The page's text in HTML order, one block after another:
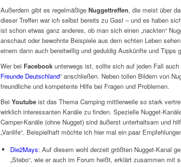
Außerdem gibt es regelmäßige Nuggettreffen, die meist über
dieser Treffen war ich selbst bereits zu Gast – und es haben
ist schon etwas ganz anderes, ob man sich einen „nackten“
anschaut oder bewohnte Beispiele aus dem echten Leben
einem dann auch bereitwillig und geduldig Auskünfte und Tipps
Wer bei Facebook unterwegs ist, sollte sich auf jeden Fall auch
Freunde Deutschland“ anschließen. Neben tollen Bildern von
freundliche und kompetente Hilfe bei Fragen und Problemen.
Bei Youtube ist das Thema Camping mittlerweile so stark
wirklich interessanten Kanäle zu finden. Spezielle Nugget-
Camper-Kanäle (ohne Nugget) sind äußerst unterhaltsam und
„Vanlife“. Beispielhaft möchte ich hier mal ein paar
Die2Mays: Auf diesem wohl derzeit größten Nugget-Kanal
„Stebo“, wie er auch im Forum heißt, erklärt zusammen mit